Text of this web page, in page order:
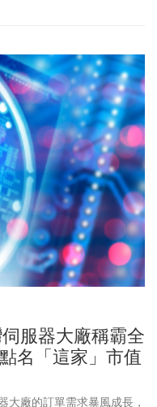
過烏克蘭裔PayPal共同創
，牽線上另名創辦人、特斯
說，此舉成功為烏國取得
持連線、度過斷網危機。
上話。」
服器大廠稱霸全
名「這家」市值
大廠的訂單需求暴風成長，